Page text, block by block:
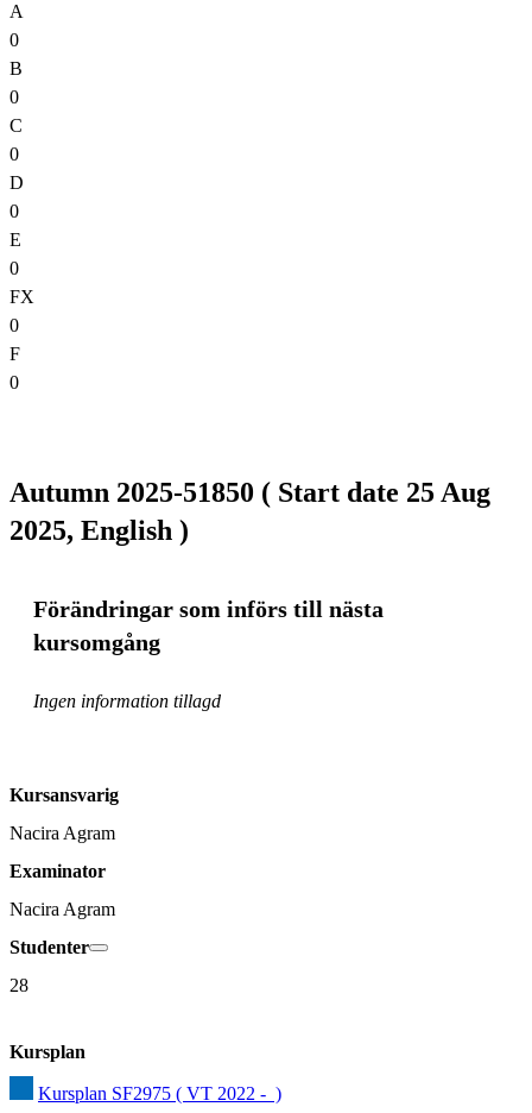
A
0
B
0
C
0
D
0
E
0
FX
0
F
0
Autumn 2025-51850 ( Start date 25 Aug
2025, English )
Förändringar som införs till nästa
kursomgång
Ingen information tillagd
Kursansvarig
Nacira Agram
Examinator
Nacira Agram
Studenter
28
Kursplan
Kursplan SF2975 ( VT 2022 -  )